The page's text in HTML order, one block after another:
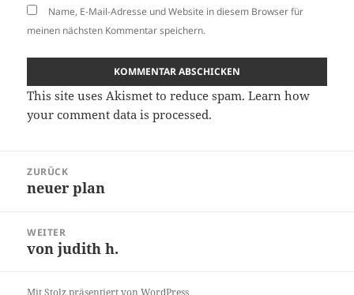
Name, E-Mail-Adresse und Website in diesem Browser für
meinen nächsten Kommentar speichern.
This site uses Akismet to reduce spam.Learn how
your comment data is processed.
ZURÜCK
Vorheriger
neuer plan
WEITER
Nächster
von judith h.